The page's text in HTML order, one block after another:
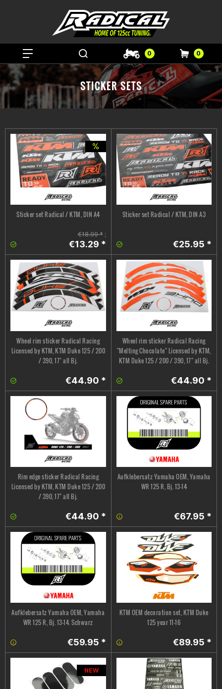
0 0
STICKER SETS
Sticker set Radical / KTM, DIN A4
€18.99 *;
€13.29 *
Sticker set Radical / KTM, DIN A3
€25.95 *
Wheel rim sticker Radical Racing
Licensed by KTM, KTM Duke 125 / 200
/ 390, 17" all Bj.
€44.90 *
Wheel rim sticker Radical Racing
"Melting Chocolate" Licensed by KTM,
KTM Duke 125 / 200 / 390, 17" all Bj.
€44.90 *
Rim edge sticker Radical Racing
Licensed by KTM, KTM Duke 125 / 200
/ 390, 17" all Bj.
€44.90 *
Aufklebersatz Yamaha OEM, Yamaha
WR 125 R, Bj. 13-14
€67.95 *
Aufklebersatz Yamaha OEM, Yamaha
WR 125 R, Bj. 13-14. Schwarz
€59.95 *
KTM OEM decoration set, KTM Duke
125 year 11-16
€89.95 *
NEW